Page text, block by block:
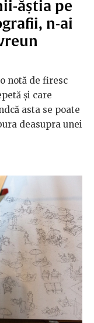
ăștia pe
n-ai
notă de firesc
și care
asta se poate
deasupra unei